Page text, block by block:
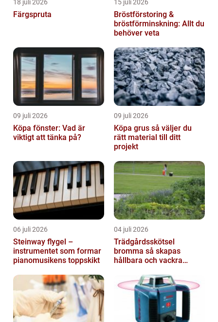
18 juli 2026
Färgspruta
15 juli 2026
Bröstförstoring &
bröstförminskning: Allt du
behöver veta
09 juli 2026
Köpa fönster: Vad är
viktigt att tänka på?
09 juli 2026
Köpa grus så väljer du
rätt material till ditt
projekt
06 juli 2026
Steinway flygel –
instrumentet som formar
pianomusikens toppskikt
04 juli 2026
Trädgårdsskötsel
bromma så skapas
hållbara och vackra